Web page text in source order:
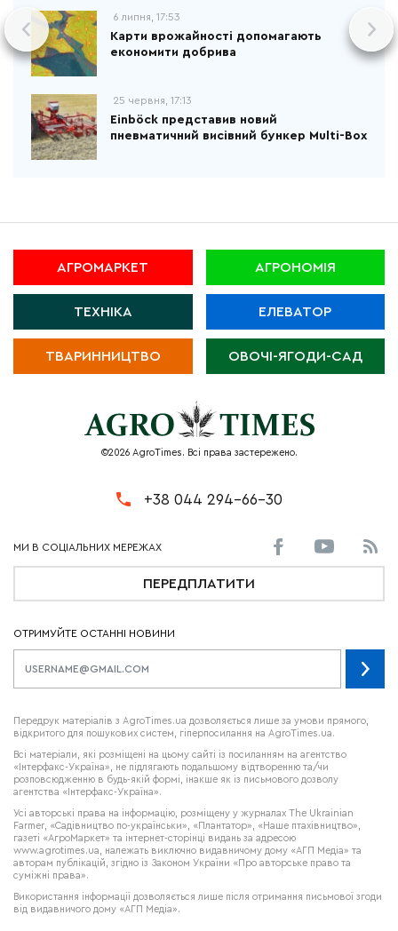
6 липня, 17:53
Карти врожайності допомагають
економити добрива
25 червня, 17:13
Einböck представив новий
пневматичний висівний бункер Multi-Box
АГРОМАРКЕТ АГРОНОМІЯ
ТЕХНІКА ЕЛЕВАТОР
ТВАРИННИЦТВО ОВОЧІ-ЯГОДИ-САД
©2026 AgroTimes. Всі права застережено.
+38 044 294-66-30
ПЕРЕДПЛАТИТИ
ОТРИМУЙТЕ ОСТАННІ НОВИНИ
Передрук матеріалів з AgroTimes.ua дозволяється лише за умови прямого,
відкритого для пошукових систем, гіперпосилання на AgroTimes.ua.
Всі матеріали, які розміщені на цьому сайті із посиланням на агентство
«Інтерфакс-Україна», не підлягають подальшому відтворенню та/чи
розповсюдженню в будь-якій формі, інакше як із письмового дозволу
агентства «Інтерфакс-Україна».
Усі авторські права на інформацію, розміщену у журналах The Ukrainian
Farmer, «Садівництво по-українськи», «Плантатор», «Наше птахівництво»,
газеті «АгроМаркет» та інтернет-сторінці видань за адресою
www.agrotimes.ua, належать виключно видавничому дому «АГП Медіа» та
авторам публікацій, згідно із Законом України «Про авторське право та
суміжні права».
Використання інформації дозволяється лише після отримання письмової згоди
від видавничого дому «АГП Медіа».